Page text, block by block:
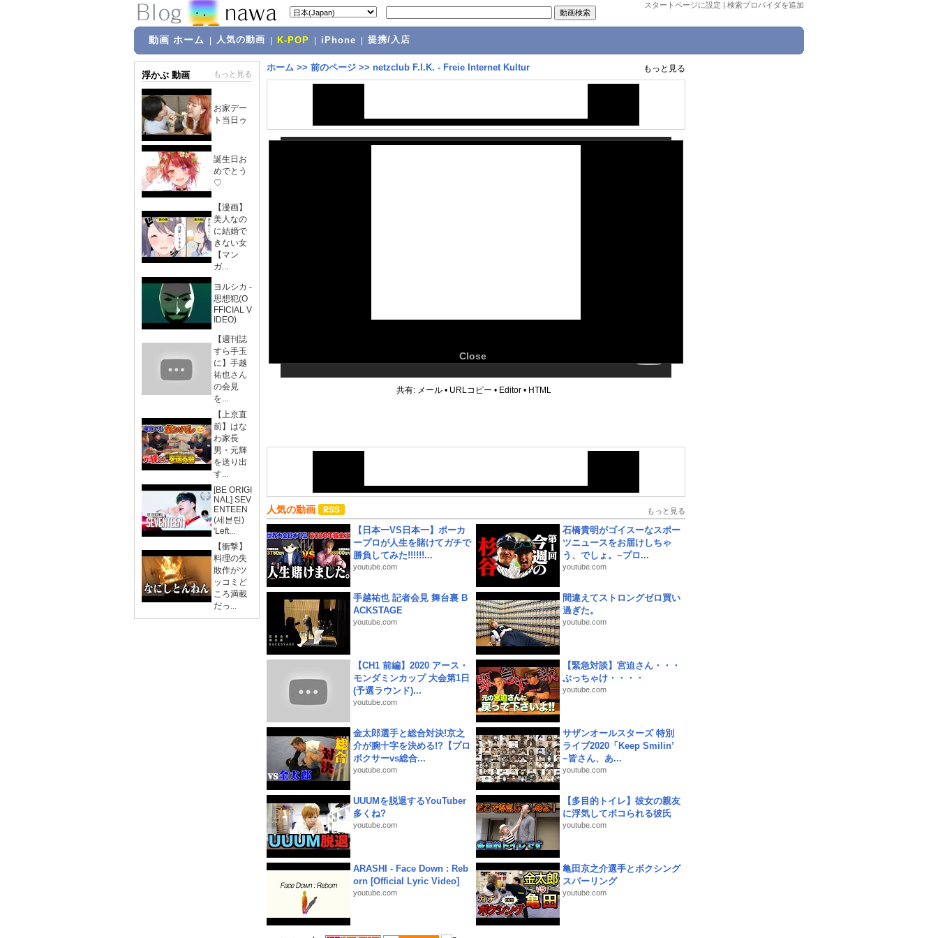
スタートページに設定 | 検索プロバイダを追加
動画 ホーム 人気の動画 K-POP iPhone 提携/入店
浮かぶ 動画 もっと見る
お家デー
ト当日ゥ
誕生日お
めでとう
♡
【漫画】
美人なの
に結婚で
きない女
【マン
ガ...
ヨルシカ -
思想犯(O
FFICIAL V
IDEO)
【週刊誌
すら手玉
に】手越
祐也さん
の会見
を...
【上京直
前】はな
わ家長
男・元輝
を送り出
す...
[BE ORIGI
NAL] SEV
ENTEEN
(세븐틴)
'Left...
【衝撃】
料理の失
敗作がツ
ッコミど
ころ満載
だっ...
ホーム >> 前のページ >> netzclub F.I.K. - Freie Internet Kultur もっと見る
Close
共有: メール • URLコピー • Editor • HTML
人気の動画 もっと見る
【日本一VS日本一】ポーカ
ープロが人生を賭けてガチで
勝負してみた!!!!!!...
youtube.com
石橋貴明がゴイスーなスポー
ツニュースをお届けしちゃ
う、でしょ。~プロ...
youtube.com
手越祐也 記者会見 舞台裏 B
ACKSTAGE
youtube.com
間違えてストロングゼロ買い
過ぎた。
youtube.com
【CH1 前編】2020 アース・
モンダミンカップ 大会第1日
(予選ラウンド)...
youtube.com
【緊急対談】宮迫さん・・・
ぶっちゃけ・・・・
youtube.com
金太郎選手と総合対決!京之
介が腕十字を決める!?【プロ
ボクサーvs総合...
youtube.com
サザンオールスターズ 特別
ライブ2020「Keep Smilin’
~皆さん、あ...
youtube.com
UUUMを脱退するYouTuber
多くね?
youtube.com
【多目的トイレ】彼女の親友
に浮気してボコられる彼氏
youtube.com
ARASHI - Face Down : Reb
orn [Official Lyric Video]
youtube.com
亀田京之介選手とボクシング
スパーリング
youtube.com